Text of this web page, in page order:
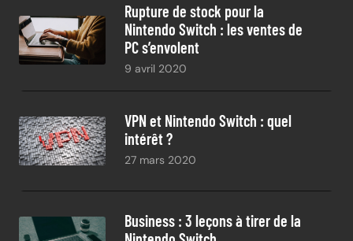
Rupture de stock pour la
Nintendo Switch : les ventes de
PC s’envolent
9 avril 2020
VPN et Nintendo Switch : quel
intérêt ?
27 mars 2020
Business : 3 leçons à tirer de la